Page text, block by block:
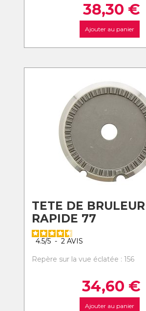
38,30 €
Ajouter au panier
TETE DE
RAPIDE 77
4.5/5 - 2 AVIS
Repère sur la vue éclatée : 156
34,60 €
Ajouter au panier